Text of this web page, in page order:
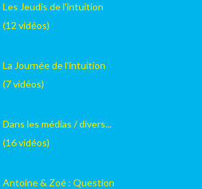
Les Jeudis de l'intuition
(12 vidéos)
La Journée de l'intuition
(7 vidéos)
Dans les médias / divers...
(16 vidéos)
Antoine & Zoé : Question